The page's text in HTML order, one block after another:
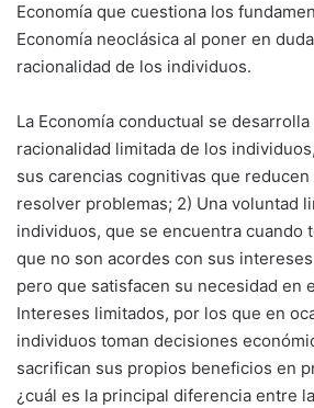
Economía que cuestiona los
Economía neoclásica al poner en
racionalidad de los individuos.
La Economía conductual se desarrolla
racionalidad limitada de los
sus carencias cognitivas que reducen
resolver problemas; 2) Una voluntad
individuos, que se encuentra cuando
que no son acordes con sus
pero que satisfacen su necesidad en
Intereses limitados, por los que en
individuos toman decisiones
sacrifican sus propios beneficios en
¿cuál es la principal diferencia entre